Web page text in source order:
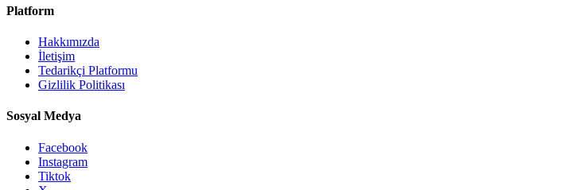
Platform
Hakkımızda
İletişim
Tedarikçi Platformu
Gizlilik Politikası
Sosyal Medya
Facebook
Instagram
Tiktok